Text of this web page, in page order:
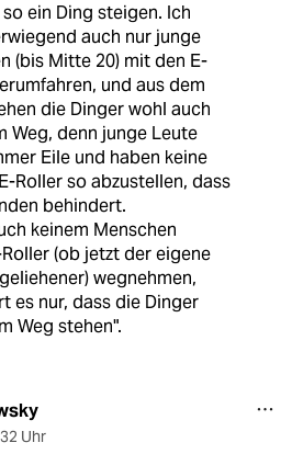
ein Ding steigen. Ich
auch nur junge
(bis Mitte 20) mit den E-
und aus dem
die Dinger wohl auch
Weg, denn junge Leute
Eile und haben keine
Roller so abzustellen, dass
behindert.
keinem Menschen
(ob jetzt der eigene
wegnehmen,
es nur, dass die Dinger
Weg stehen".
Uhr